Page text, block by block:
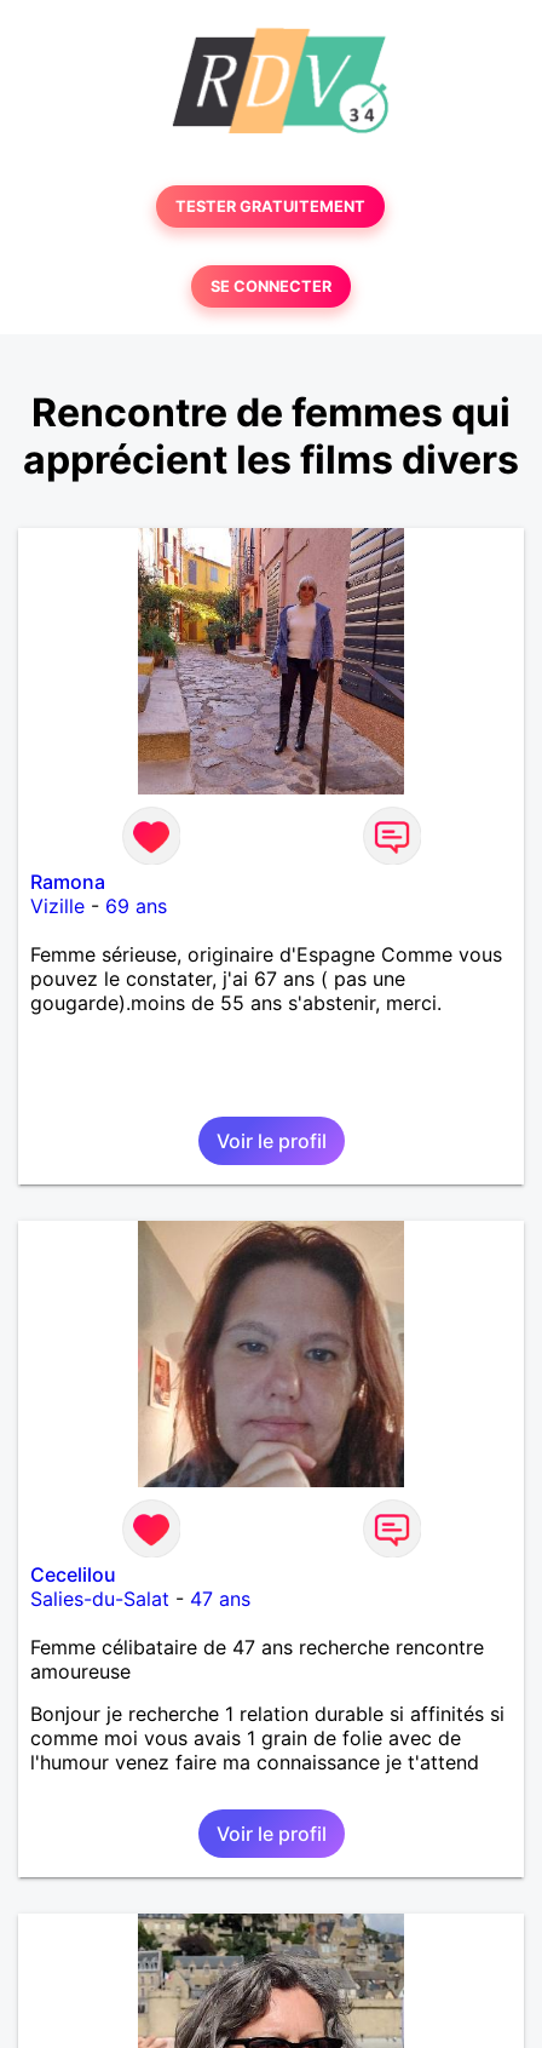
TESTER GRATUITEMENT
SE CONNECTER
Rencontre de femmes qui
apprécient les films divers
Ramona
Vizille - 69 ans
Femme sérieuse, originaire d'Espagne Comme vous
pouvez le constater, j'ai 67 ans ( pas une
gougarde).moins de 55 ans s'abstenir, merci.
Voir le profil
Cecelilou
Salies-du-Salat - 47 ans
Femme célibataire de 47 ans recherche rencontre
amoureuse
Bonjour je recherche 1 relation durable si affinités si
comme moi vous avais 1 grain de folie avec de
l'humour venez faire ma connaissance je t'attend
Voir le profil